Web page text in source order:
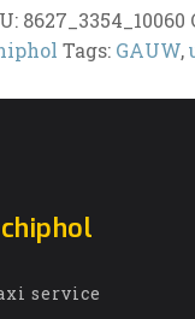
8627_3354_10060
Tags: GAUW,
service